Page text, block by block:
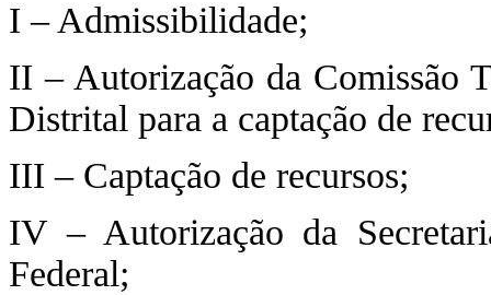
I – Admissibilidade;
II – Autorização da Comissão
Distrital para a captação de
III – Captação de recursos;
IV – Autorização da
Federal;